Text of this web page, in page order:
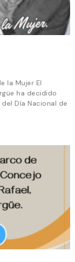
la Mujer El
ha decidido
Día Nacional de